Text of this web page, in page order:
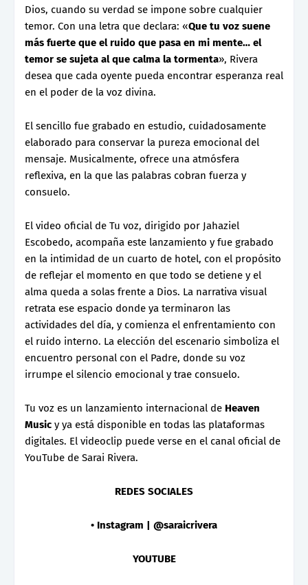
Dios, cuando su verdad se impone sobre cualquier
temor. Con una letra que declara: «Que tu voz suene
más fuerte que el ruido que pasa en mi mente… el
temor se sujeta al que calma la tormenta», Rivera
desea que cada oyente pueda encontrar esperanza real
en el poder de la voz divina.
El sencillo fue grabado en estudio, cuidadosamente
elaborado para conservar la pureza emocional del
mensaje. Musicalmente, ofrece una atmósfera
reflexiva, en la que las palabras cobran fuerza y
consuelo.
El video oficial de Tu voz, dirigido por Jahaziel
Escobedo, acompaña este lanzamiento y fue grabado
en la intimidad de un cuarto de hotel, con el propósito
de reflejar el momento en que todo se detiene y el
alma queda a solas frente a Dios. La narrativa visual
retrata ese espacio donde ya terminaron las
actividades del día, y comienza el enfrentamiento con
el ruido interno. La elección del escenario simboliza el
encuentro personal con el Padre, donde su voz
irrumpe el silencio emocional y trae consuelo.
Tu voz es un lanzamiento internacional de Heaven
Music y ya está disponible en todas las plataformas
digitales. El videoclip puede verse en el canal oficial de
YouTube de Sarai Rivera.
REDES SOCIALES
• Instagram | @saraicrivera
YOUTUBE